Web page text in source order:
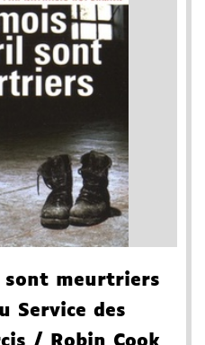
sont meurtriers
Service des